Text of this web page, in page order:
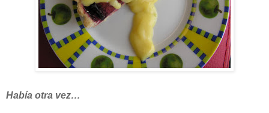
Había otra vez…